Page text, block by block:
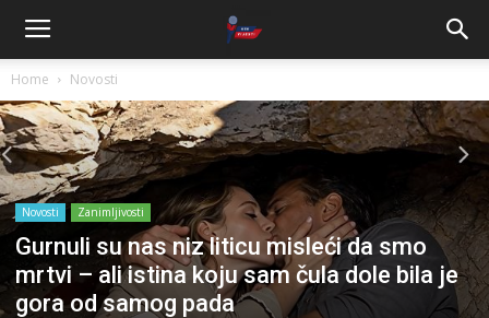
Home Novosti
Novosti Zanimljivosti
Gurnuli su nas niz liticu misleći da smo
mrtvi – ali istina koju sam čula dole bila je
gora od samog pada